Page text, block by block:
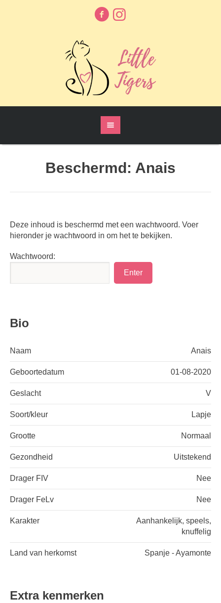
Beschermd: Anais
Deze inhoud is beschermd met een wachtwoord. Voer
hieronder je wachtwoord in om het te bekijken.
Wachtwoord:
Bio
Naam Anais
Geboortedatum 01-08-2020
Geslacht V
Soort/kleur Lapje
Grootte Normaal
Gezondheid Uitstekend
Drager FIV Nee
Drager FeLv Nee
Karakter
Aanhankelijk, speels,
knuffelig
Land van herkomst Spanje - Ayamonte
Extra kenmerken